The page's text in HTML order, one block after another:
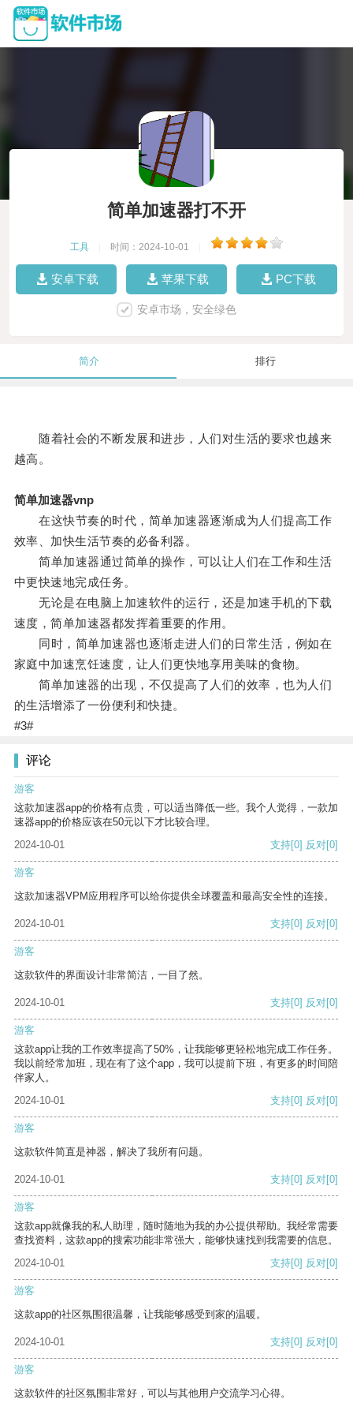
简单加速器打不开
工具 时间：2024-10-01
安卓下载 苹果下载 PC下载
安卓市场，安全绿色
简介 排行
随着社会的不断发展和进步，人们对生活的要求也越来
越高。
简单加速器vnp
在这快节奏的时代，简单加速器逐渐成为人们提高工作
效率、加快生活节奏的必备利器。
简单加速器通过简单的操作，可以让人们在工作和生活
中更快速地完成任务。
无论是在电脑上加速软件的运行，还是加速手机的下载
速度，简单加速器都发挥着重要的作用。
同时，简单加速器也逐渐走进人们的日常生活，例如在
家庭中加速烹饪速度，让人们更快地享用美味的食物。
简单加速器的出现，不仅提高了人们的效率，也为人们
的生活增添了一份便利和快捷。
#3#
评论
游客
这款加速器app的价格有点贵，可以适当降低一些。我个人觉得，一款加
速器app的价格应该在50元以下才比较合理。
2024-10-01
支持[0] 反对[0]
游客
这款加速器VPM应用程序可以给你提供全球覆盖和最高安全性的连接。
2024-10-01 支持[0] 反对[0]
游客
这款软件的界面设计非常简洁，一目了然。
2024-10-01 支持[0] 反对[0]
游客
这款app让我的工作效率提高了50%，让我能够更轻松地完成工作任务。
我以前经常加班，现在有了这个app，我可以提前下班，有更多的时间陪
伴家人。
2024-10-01
支持[0] 反对[0]
游客
这款软件简直是神器，解决了我所有问题。
2024-10-01 支持[0] 反对[0]
游客
这款app就像我的私人助理，随时随地为我的办公提供帮助。我经常需要
查找资料，这款app的搜索功能非常强大，能够快速找到我需要的信息。
2024-10-01
支持[0] 反对[0]
游客
这款app的社区氛围很温馨，让我能够感受到家的温暖。
2024-10-01 支持[0] 反对[0]
游客
这款软件的社区氛围非常好，可以与其他用户交流学习心得。